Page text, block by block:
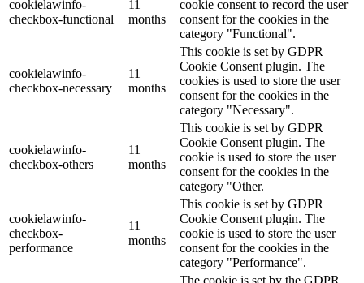
cookielawinfo-
checkbox-functional
11
months
cookie consent to record the user
consent for the cookies in the
category "Functional".
cookielawinfo-
checkbox-necessary
11
months
This cookie is set by GDPR
Cookie Consent plugin. The
cookies is used to store the user
consent for the cookies in the
category "Necessary".
cookielawinfo-
checkbox-others
11
months
This cookie is set by GDPR
Cookie Consent plugin. The
cookie is used to store the user
consent for the cookies in the
category "Other.
cookielawinfo-
checkbox-
performance
11
months
This cookie is set by GDPR
Cookie Consent plugin. The
cookie is used to store the user
consent for the cookies in the
category "Performance".